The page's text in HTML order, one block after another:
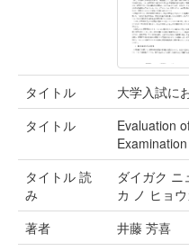
タイトル
大学入試に
タイトル
Evaluation
Examination
タイトル 読
み
ダイガク ニ
カ ノ ヒョ
著者
井藤 芳喜